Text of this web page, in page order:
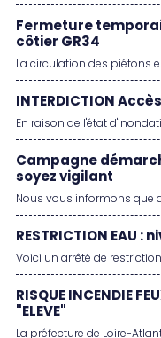
Fermeture
côtier GR34
La circulation des piétons
INTERDICTION
En raison de l'état
Campagne
soyez vigilant
Nous vous informons que
RESTRICTION EAU :
Voici un arrêté de
RISQUE INCENDIE
"ELEVE"